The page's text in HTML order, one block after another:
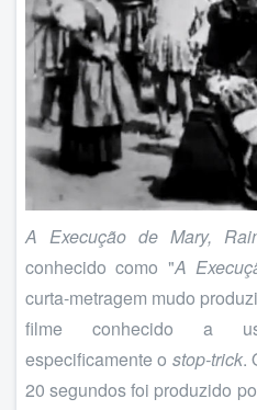
A Execução de Mary,
conhecido como "A
curta-metragem mudo
filme conhecido a
especificamente o stop-trick.
20 segundos foi produzido